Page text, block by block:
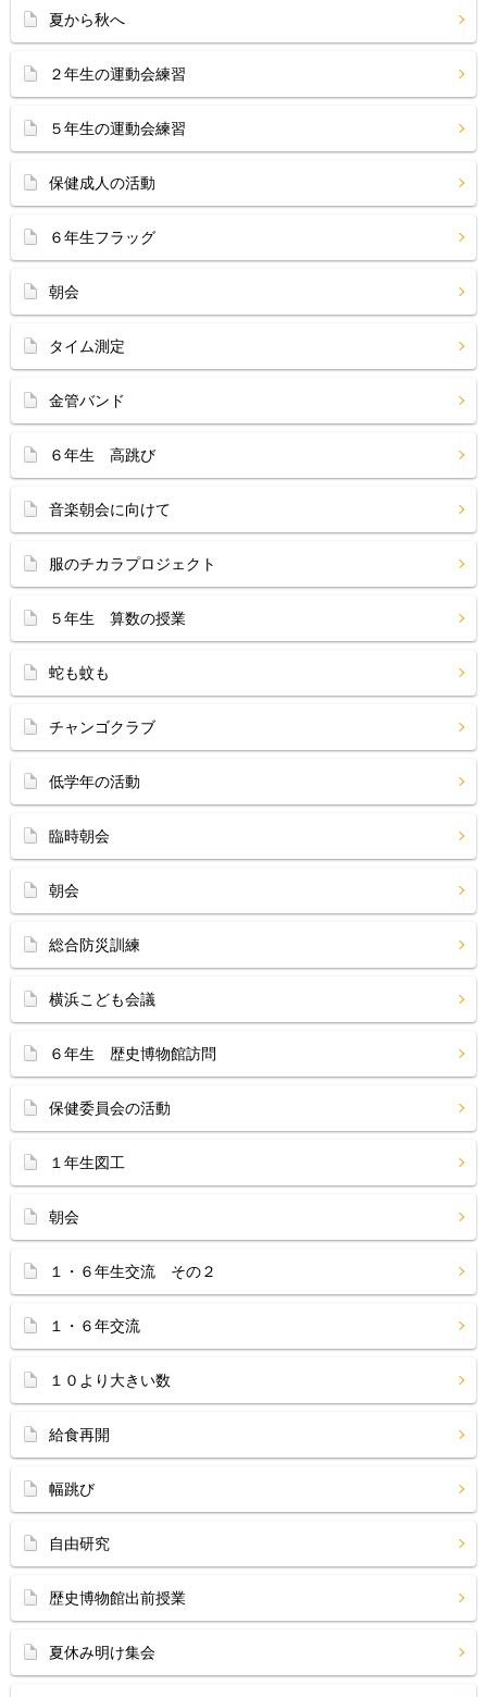
夏から秋へ
２年生の運動会練習
５年生の運動会練習
保健成人の活動
６年生フラッグ
朝会
タイム測定
金管バンド
６年生 高跳び
音楽朝会に向けて
服のチカラプロジェクト
５年生 算数の授業
蛇も蚊も
チャンゴクラブ
低学年の活動
臨時朝会
朝会
総合防災訓練
横浜こども会議
６年生 歴史博物館訪問
保健委員会の活動
１年生図工
朝会
１・６年生交流 その２
１・６年交流
１０より大きい数
給食再開
幅跳び
自由研究
歴史博物館出前授業
夏休み明け集会